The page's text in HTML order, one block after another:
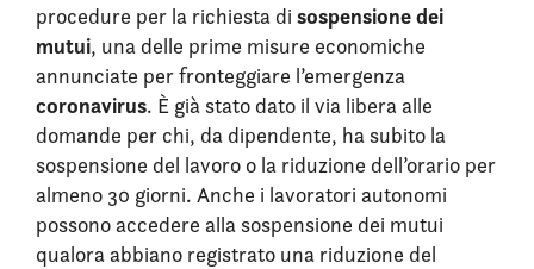
procedure per la richiesta di sospensione dei
mutui, una delle prime misure economiche
annunciate per fronteggiare l’emergenza
coronavirus. È già stato dato il via libera alle
domande per chi, da dipendente, ha subito la
sospensione del lavoro o la riduzione dell’orario per
almeno 30 giorni. Anche i lavoratori autonomi
possono accedere alla sospensione dei mutui
qualora abbiano registrato una riduzione del